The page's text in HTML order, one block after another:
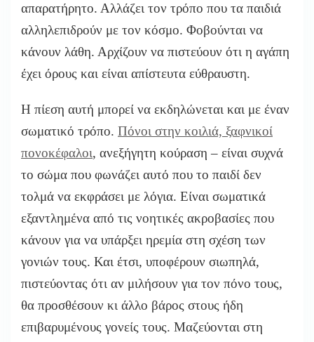
απαρατήρητο. Αλλάζει τον τρόπο που τα παιδιά
αλληλεπιδρούν με τον κόσμο. Φοβούνται να
κάνουν λάθη. Αρχίζουν να πιστεύουν ότι η αγάπη
έχει όρους και είναι απίστευτα εύθραυστη.
Η πίεση αυτή μπορεί να εκδηλώνεται και με έναν
σωματικό τρόπο. Πόνοι στην κοιλιά, ξαφνικοί
πονοκέφαλοι, ανεξήγητη κούραση – είναι συχνά
το σώμα που φωνάζει αυτό που το παιδί δεν
τολμά να εκφράσει με λόγια. Είναι σωματικά
εξαντλημένα από τις νοητικές ακροβασίες που
κάνουν για να υπάρξει ηρεμία στη σχέση των
γονιών τους. Και έτσι, υποφέρουν σιωπηλά,
πιστεύοντας ότι αν μιλήσουν για τον πόνο τους,
θα προσθέσουν κι άλλο βάρος στους ήδη
επιβαρυμένους γονείς τους. Μαζεύονται στη